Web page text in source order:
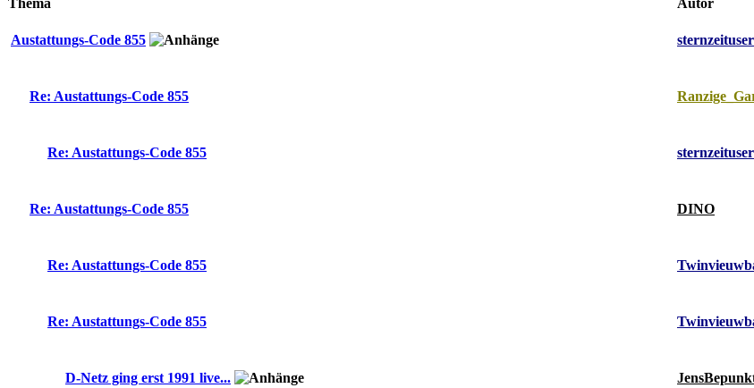
Thema
Autor
Austattungs-Code 855 sternzeituser
Re: Austattungs-Code 855
Re: Austattungs-Code 855 sternzeituser
Re: Austattungs-Code 855 DINO
Re: Austattungs-Code 855
Re: Austattungs-Code 855
D-Netz ging erst 1991 live...